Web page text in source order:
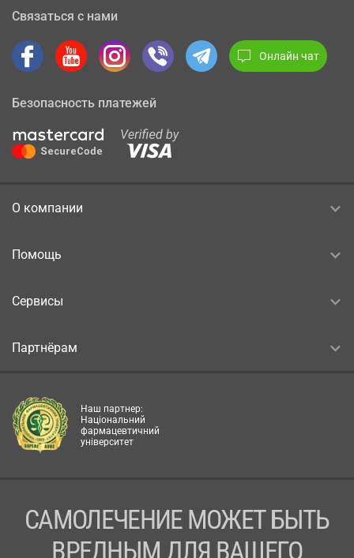
Связаться с нами
Онлайн чат
Безопасность платежей
О компании
Помощь
Сервисы
Партнёрам
Наш партнер:
Національний
фармацевтичний
університет
САМОЛЕЧЕНИЕ МОЖЕТ БЫТЬ
ВРЕДНЫМ ДЛЯ ВАШЕГО